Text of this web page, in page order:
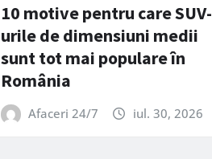
10 motive pentru care SUV-
urile de dimensiuni medii
sunt tot mai populare în
România
Afaceri 24/7 iul. 30, 2026